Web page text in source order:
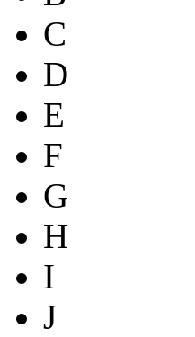
C
D
E
F
G
H
I
J